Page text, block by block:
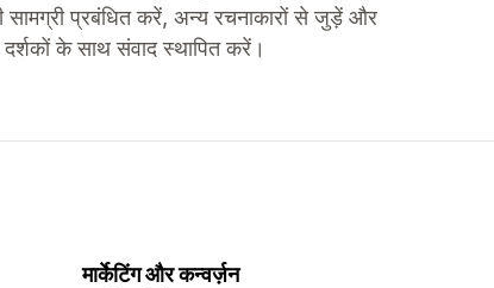
सामग्री प्रबंधित करें, अन्य रचनाकारों से जुड़ें और
के साथ संवाद स्थापित करें।
मार्केटिंग और कन्वर्ज़न